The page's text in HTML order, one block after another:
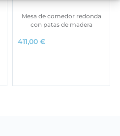
Mesa de comedor redonda
con patas de madera
411,00 €